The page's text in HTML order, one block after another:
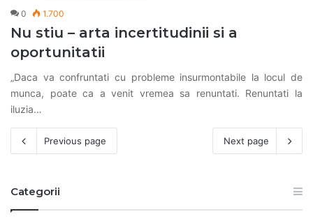
0 1.700
Nu stiu – arta incertitudinii si a
oportunitatii
„Daca va confruntati cu probleme insurmontabile la locul de
munca, poate ca a venit vremea sa renuntati. Renuntati la
iluzia…
Previous page Next page
Categorii